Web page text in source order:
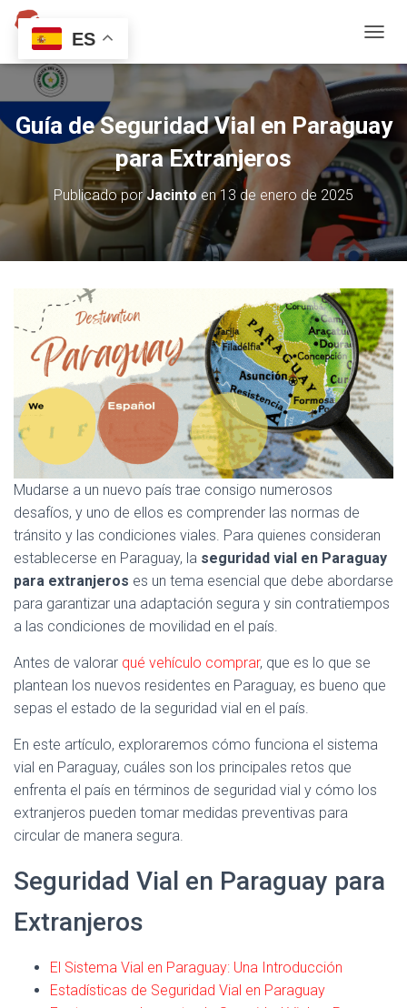
A
M
A
O
D
O
D
E
A
V
E
G
A
C
I
Guía de Seguridad Vial en Paraguay
para Extranjeros
Publicado porJacintoen13 de enero de 2025
Mudarse a un nuevo país trae consigo numerosos
desafíos, y uno de ellos es comprender las normas de
tránsito y las condiciones viales. Para quienes consideran
establecerse en Paraguay, la seguridad vial en Paraguay
para extranjeros es un tema esencial que debe abordarse
para garantizar una adaptación segura y sin contratiempos
a las condiciones de movilidad en el país.
Antes de valorar qué vehículo comprar, que es lo que se
plantean los nuevos residentes en Paraguay, es bueno que
sepas el estado de la seguridad vial en el país.
En este artículo, exploraremos cómo funciona el sistema
vial en Paraguay, cuáles son los principales retos que
enfrenta el país en términos de seguridad vial y cómo los
extranjeros pueden tomar medidas preventivas para
circular de manera segura.
Seguridad Vial en Paraguay para
Extranjeros
El Sistema Vial en Paraguay: Una Introducción
Estadísticas de Seguridad Vial en Paraguay
ES